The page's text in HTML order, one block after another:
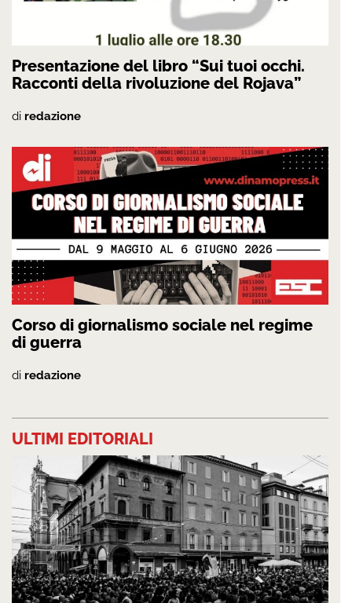
Presentazione del libro “Sui tuoi occhi.
Racconti della rivoluzione del Rojava”
di redazione
Corso di giornalismo sociale nel regime
di guerra
di redazione
ULTIMI EDITORIALI